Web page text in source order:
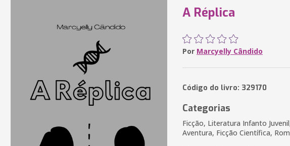
A Réplica
Por Marcyelly Cândido
Código do livro: 329170
Categorias
Ficção, Literatura Infanto
Aventura, Ficção Científica,